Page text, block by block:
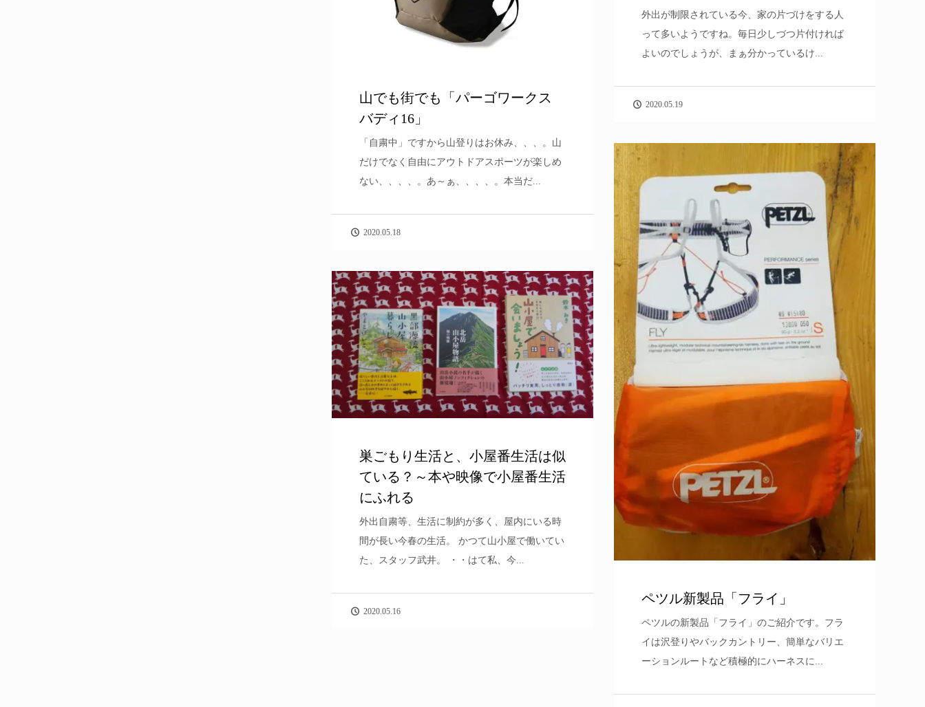
外出が制限されている今、家の片づけをする人
って多いようですね。毎日少しづつ片付ければ
よいのでしょうが、まぁ分かっているけ...
2020.05.19
山でも街でも「パーゴワークス
バディ16」
「自粛中」ですから山登りはお休み、、、。山
だけでなく自由にアウトドアスポーツが楽しめ
ない、、、、。あ～ぁ、、、、。本当だ...
2020.05.18
ペツル新製品「フライ」
ペツルの新製品「フライ」のご紹介です。フラ
イは沢登りやバックカントリー、簡単なバリエ
ーションルートなど積極的にハーネスに...
巣ごもり生活と、小屋番生活は似
ている？～本や映像で小屋番生活
にふれる
外出自粛等、生活に制約が多く、屋内にいる時
間が長い今春の生活。 かつて山小屋で働いてい
た、スタッフ武井。 ・・はて私、今...
2020.05.16